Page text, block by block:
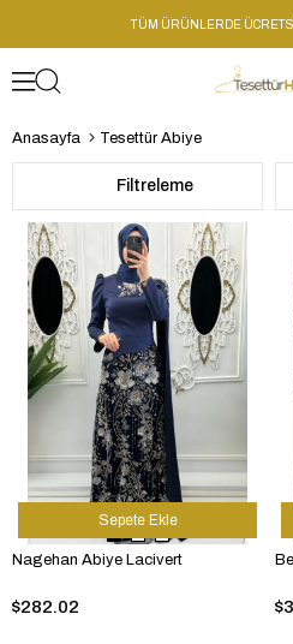
TÜM ÜRÜNLERDE
Anasayfa Tesettür Abiye
Filtreleme
Nagehan Abiye Lacivert
$282.02
Sepete Ekle